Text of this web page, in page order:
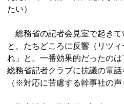
たい）
総務省の記者会見室で起きて
と、たちどころに反響（リツ
れ」と。一番効果的だったの
総務省記者クラブに抗議の電話
（※対応に苦慮する幹事社の声